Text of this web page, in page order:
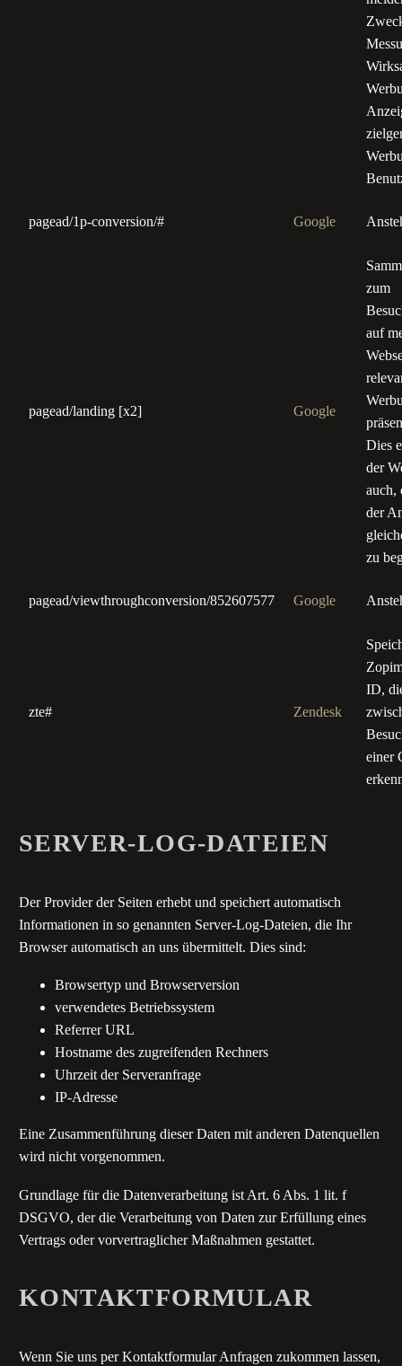
pagead/1p-conversion/# Google
pagead/landing [x2] Google
zum
auf
Dies
der
auch,
der
zu
pagead/viewthroughconversion/852607577 Google
zte# Zendesk
ID,
einer
SERVER-LOG-DATEIEN
Der Provider der Seiten erhebt und speichert automatisch
Informationen in so genannten Server-Log-Dateien, die Ihr
Browser automatisch an uns übermittelt. Dies sind:
Browsertyp und Browserversion
verwendetes Betriebssystem
Referrer URL
Hostname des zugreifenden Rechners
Uhrzeit der Serveranfrage
IP-Adresse
Eine Zusammenführung dieser Daten mit anderen Datenquellen
wird nicht vorgenommen.
Grundlage für die Datenverarbeitung ist Art. 6 Abs. 1 lit. f
DSGVO, der die Verarbeitung von Daten zur Erfüllung eines
Vertrags oder vorvertraglicher Maßnahmen gestattet.
KONTAKTFORMULAR
Wenn Sie uns per Kontaktformular Anfragen zukommen lassen,